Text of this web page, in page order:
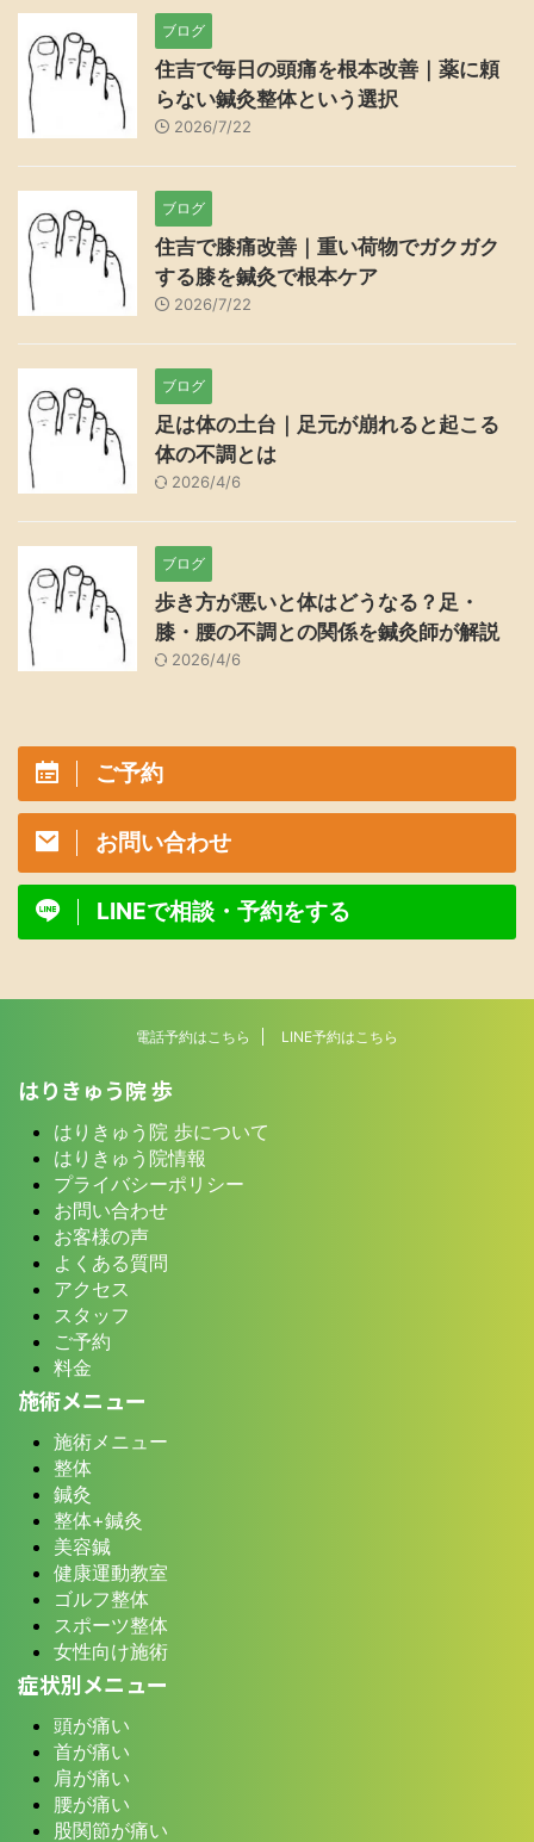
ブログ
住吉で毎日の頭痛を根本改善｜薬に頼
らない鍼灸整体という選択
2026/7/22
ブログ
住吉で膝痛改善｜重い荷物でガクガク
する膝を鍼灸で根本ケア
2026/7/22
ブログ
足は体の土台｜足元が崩れると起こる
体の不調とは
2026/4/6
ブログ
歩き方が悪いと体はどうなる？足・
膝・腰の不調との関係を鍼灸師が解説
2026/4/6
ご予約
お問い合わせ
LINEで相談・予約をする
電話予約はこちら LINE予約はこちら
はりきゅう院 歩
はりきゅう院 歩について
はりきゅう院情報
プライバシーポリシー
お問い合わせ
お客様の声
よくある質問
アクセス
スタッフ
ご予約
料金
施術メニュー
施術メニュー
整体
鍼灸
整体+鍼灸
美容鍼
健康運動教室
ゴルフ整体
スポーツ整体
女性向け施術
症状別メニュー
頭が痛い
首が痛い
肩が痛い
腰が痛い
股関節が痛い